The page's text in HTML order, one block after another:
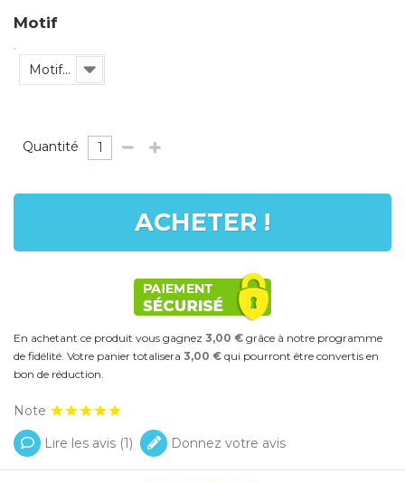
Motif
Motif 1
Quantité
ACHETER !
En achetant ce produit vous gagnez 3,00 € grâce à notre programme
de fidélité. Votre panier totalisera 3,00 € qui pourront être convertis en
bon de réduction.
Note
Lire les avis (1) Donnez votre avis